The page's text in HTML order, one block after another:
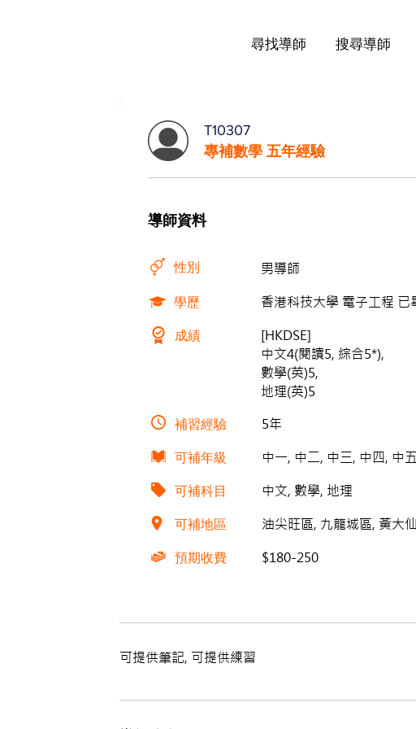
尋找導師 搜尋導師
T10307
專補數學 五年經驗
導師資料
性別 男導師
學歷 香港科技大學 電子工程 已
成績
[HKDSE]
中文4(閱讀5, 綜合5*),
數學(英)5,
地理(英)5
補習經驗 5年
可補年級 中一, 中二, 中三, 中四, 中
可補科目 中文, 數學, 地理
可補地區 油尖旺區, 九龍城區, 黃大
預期收費 $180-250
可提供筆記, 可提供練習